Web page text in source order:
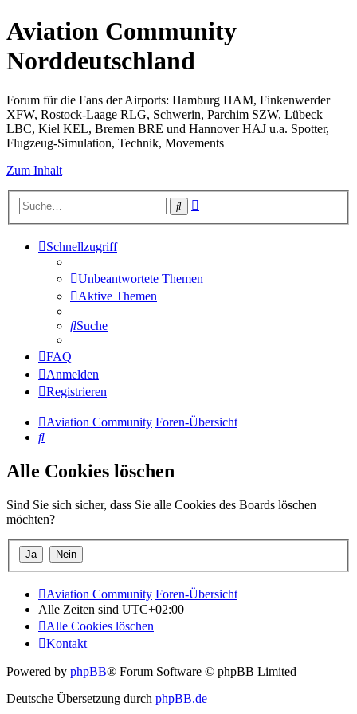
Aviation Community
Norddeutschland
Forum für die Fans der Airports: Hamburg HAM, Finkenwerder
XFW, Rostock-Laage RLG, Schwerin, Parchim SZW, Lübeck
LBC, Kiel KEL, Bremen BRE und Hannover HAJ u.a. Spotter,
Flugzeug-Simulation, Technik, Movements
Zum Inhalt
Suche
Schnellzugriff
Unbeantwortete Themen
Aktive Themen
Suche
FAQ
Anmelden
Registrieren
Aviation Community Foren-Übersicht
Suche
Alle Cookies löschen
Sind Sie sich sicher, dass Sie alle Cookies des Boards löschen
möchten?
Aviation Community Foren-Übersicht
Alle Zeiten sind UTC+02:00
Alle Cookies löschen
Kontakt
Powered by phpBB® Forum Software © phpBB Limited
Deutsche Übersetzung durch phpBB.de